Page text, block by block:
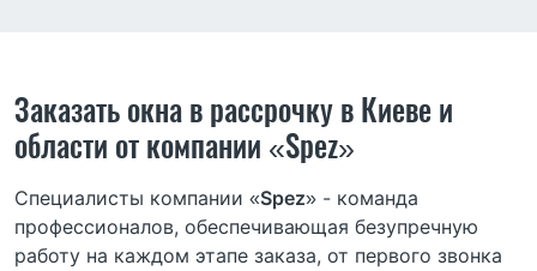
Заказать окна в рассрочку в Киеве и
области от компании «Spez»
Специалисты компании «Spez» - команда
профессионалов, обеспечивающая безупречную
работу на каждом этапе заказа, от первого звонка